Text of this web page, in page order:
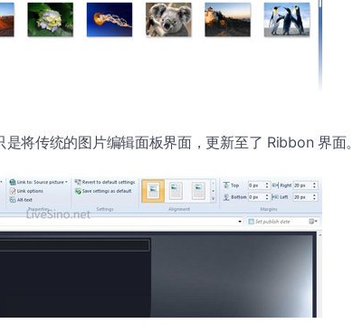
将传统的图片编辑面板界面，更新至了 Ribbon 界面。